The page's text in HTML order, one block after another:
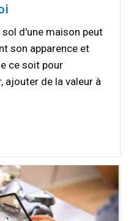
d'une maison peut
son apparence et
ce soit pour
ajouter de la valeur à